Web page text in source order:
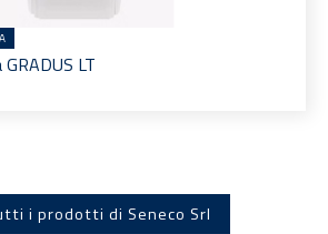
LT
i prodotti di Seneco Srl